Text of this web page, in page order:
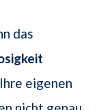
das
eigenen